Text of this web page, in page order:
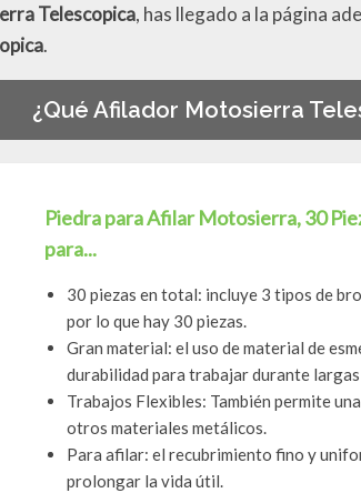
Telescopica, has llegado a la página
.
¿Qué Afilador Motosierra
Piedra para Afilar Motosierra, 30
para...
30 piezas en total: incluye 3 tipos de
por lo que hay 30 piezas.
Gran material: el uso de material de
durabilidad para trabajar durante
Trabajos Flexibles: También permite
otros materiales metálicos.
Para afilar: el recubrimiento fino y
prolongar la vida útil.